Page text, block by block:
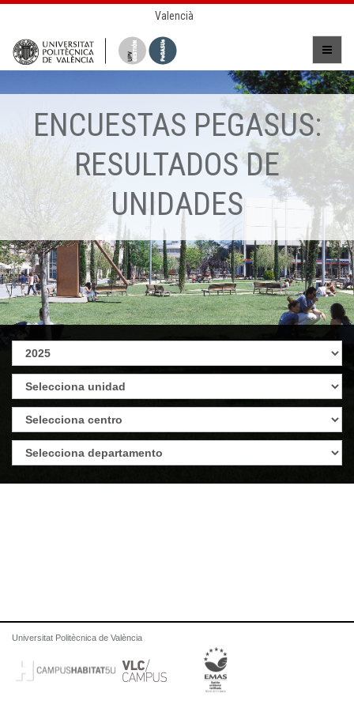
Valencià
ENCUESTAS PEGASUS:
RESULTADOS DE
UNIDADES
Universitat Politècnica de València